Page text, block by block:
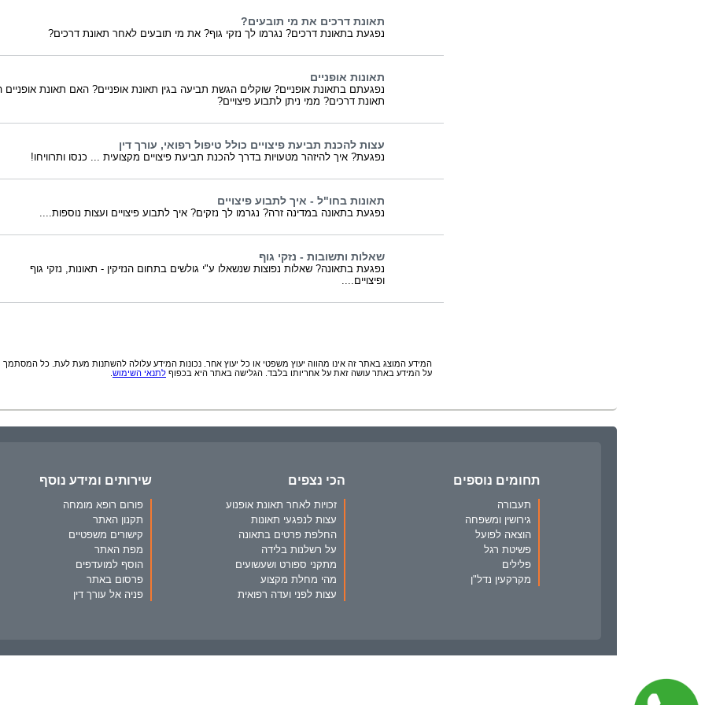
תאונת דרכים את מי תובעים?
נפגעת בתאונת דרכים? נגרמו לך נזקי גוף? את מי תובעים לאחר תאונת דרכים?
תאונות אופניים
נפגעתם בתאונת אופניים? שוקלים הגשת תביעה בגין תאונת אופניים? האם תאונת אופניים
תאונת דרכים? ממי ניתן לתבוע פיצויים?
עצות להכנת תביעת פיצויים כולל טיפול רפואי, עורך דין
נפגעת? איך להיזהר מטעויות בדרך להכנת תביעת פיצויים מקצועית ... כנסו ותרוויחו!
תאונות בחו"ל - איך לתבוע פיצויים
נפגעת בתאונה במדינה זרה? נגרמו לך נזקים? איך לתבוע פיצויים ועצות נוספות....
שאלות ותשובות - נזקי גוף
נפגעת בתאונה? שאלות נפוצות שנשאלו ע"י גולשים בתחום הנזיקין - תאונות, נזקי גוף
ופיצויים....
המידע המוצג באתר זה אינו מהווה יעוץ משפטי או כל יעוץ אחר. נכונות המידע עלולה להשתנות מעת לעת. כל המסתמך
על המידע באתר עושה זאת על אחריותו בלבד. הגלישה באתר היא בכפוף לתנאי השימוש
תחומים נוספים
תעבורה
גירושין ומשפחה
הוצאה לפועל
פשיטת רגל
פלילים
מקרקעין נדל"ן
הכי נצפים
זכויות לאחר תאונת אופנוע
עצות לנפגעי תאונות
החלפת פרטים בתאונה
על רשלנות בלידה
מתקני ספורט ושעשועים
מהי מחלת מקצוע
עצות לפני ועדה רפואית
שירותים ומידע נוסף
פורום רופא מומחה
תקנון האתר
קישורים משפטיים
מפת האתר
הוסף למועדפים
פרסום באתר
פניה אל עורך דין